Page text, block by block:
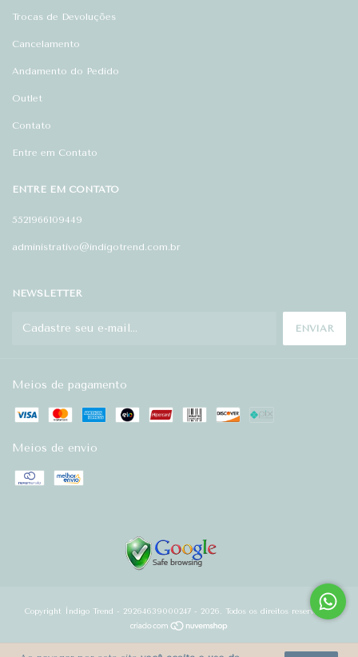
Trocas de Devoluções
Cancelamento
Andamento do Pedido
Outlet
Contato
Entre em Contato
ENTRE EM CONTATO
5521966109449
administrativo@indigotrend.com.br
NEWSLETTER
Meios de pagamento
Meios de envio
Copyright Índigo Trend - 29264639000247 - 2026. Todos os direitos reservados.